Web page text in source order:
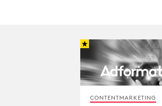
CONTENTMARKETING